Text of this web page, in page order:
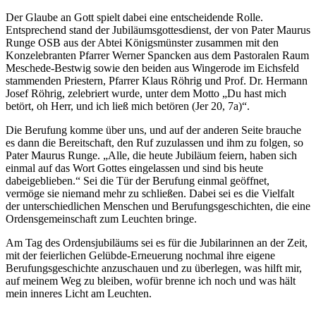
Der Glaube an Gott spielt dabei eine entscheidende Rolle.
Entsprechend stand der Jubiläumsgottesdienst, der von Pater Maurus
Runge OSB aus der Abtei Königsmünster zusammen mit den
Konzelebranten Pfarrer Werner Spancken aus dem Pastoralen Raum
Meschede-Bestwig sowie den beiden aus Wingerode im Eichsfeld
stammenden Priestern, Pfarrer Klaus Röhrig und Prof. Dr. Hermann
Josef Röhrig, zelebriert wurde, unter dem Motto „Du hast mich
betört, oh Herr, und ich ließ mich betören (Jer 20, 7a)“.
Die Berufung komme über uns, und auf der anderen Seite brauche
es dann die Bereitschaft, den Ruf zuzulassen und ihm zu folgen, so
Pater Maurus Runge. „Alle, die heute Jubiläum feiern, haben sich
einmal auf das Wort Gottes eingelassen und sind bis heute
dabeigeblieben.“ Sei die Tür der Berufung einmal geöffnet,
vermöge sie niemand mehr zu schließen. Dabei sei es die Vielfalt
der unterschiedlichen Menschen und Berufungsgeschichten, die eine
Ordensgemeinschaft zum Leuchten bringe.
Am Tag des Ordensjubiläums sei es für die Jubilarinnen an der Zeit,
mit der feierlichen Gelübde-Erneuerung nochmal ihre eigene
Berufungsgeschichte anzuschauen und zu überlegen, was hilft mir,
auf meinem Weg zu bleiben, wofür brenne ich noch und was hält
mein inneres Licht am Leuchten.